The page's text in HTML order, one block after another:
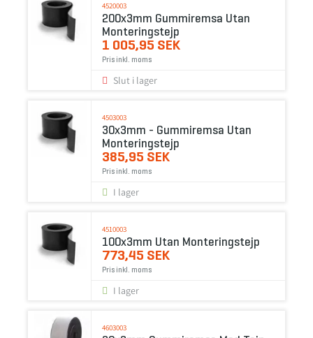
4520003
200x3mm Gummiremsa Utan
Monteringstejp
1 005,95 SEK
Pris inkl. moms
Slut i lager
4503003
30x3mm - Gummiremsa Utan
Monteringstejp
385,95 SEK
Pris inkl. moms
I lager
4510003
100x3mm Utan Monteringstejp
773,45 SEK
Pris inkl. moms
I lager
4603003